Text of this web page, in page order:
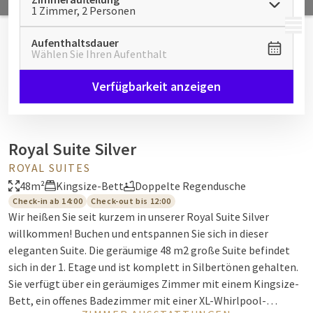
MENÜ
1 Zimmer, 2 Personen
Aufenthaltsdauer
Wählen Sie Ihren Aufenthalt
Verfügbarkeit anzeigen
Royal Suite Silver
ROYAL SUITES
48m²
Kingsize-Bett Doppelte Regendusche
Check-in ab 14:00 Check-out bis 12:00
Wir heißen Sie seit kurzem in unserer Royal Suite Silver
willkommen! Buchen und entspannen Sie sich in dieser
eleganten Suite. Die geräumige 48 m2 große Suite befindet
sich in der 1. Etage und ist komplett in Silbertönen gehalten.
Sie verfügt über ein geräumiges Zimmer mit einem Kingsize-
Bett, ein offenes Badezimmer mit einer XL-Whirlpool-